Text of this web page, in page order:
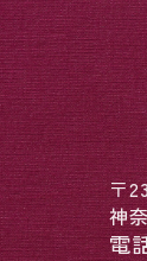
〒
神
電